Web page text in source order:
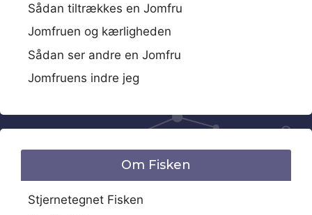
Sådan tiltrækkes en Jomfru
Jomfruen og kærligheden
Sådan ser andre en Jomfru
Jomfruens indre jeg
Om Fisken
Stjernetegnet Fisken